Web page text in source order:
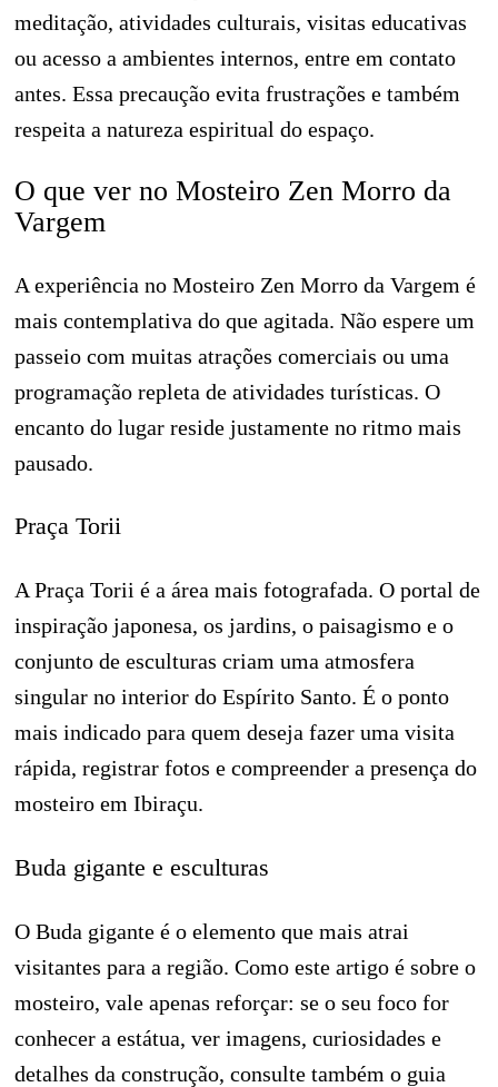
meditação, atividades culturais, visitas educativas
ou acesso a ambientes internos, entre em contato
antes. Essa precaução evita frustrações e também
respeita a natureza espiritual do espaço.
O que ver no Mosteiro Zen Morro da
Vargem
A experiência no Mosteiro Zen Morro da Vargem é
mais contemplativa do que agitada. Não espere um
passeio com muitas atrações comerciais ou uma
programação repleta de atividades turísticas. O
encanto do lugar reside justamente no ritmo mais
pausado.
Praça Torii
A Praça Torii é a área mais fotografada. O portal de
inspiração japonesa, os jardins, o paisagismo e o
conjunto de esculturas criam uma atmosfera
singular no interior do Espírito Santo. É o ponto
mais indicado para quem deseja fazer uma visita
rápida, registrar fotos e compreender a presença do
mosteiro em Ibiraçu.
Buda gigante e esculturas
O Buda gigante é o elemento que mais atrai
visitantes para a região. Como este artigo é sobre o
mosteiro, vale apenas reforçar: se o seu foco for
conhecer a estátua, ver imagens, curiosidades e
detalhes da construção, consulte também o guia